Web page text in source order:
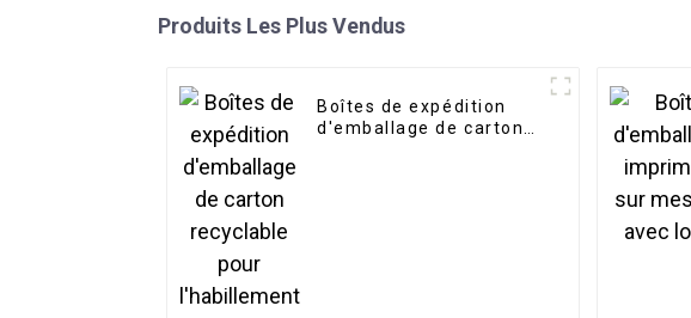
Produits Les Plus Vendus
Boîtes de expédition
d'emballage de carton